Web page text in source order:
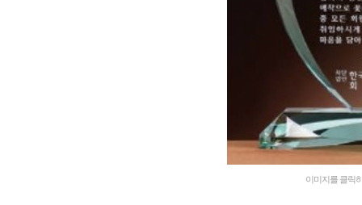
이미지를 클릭